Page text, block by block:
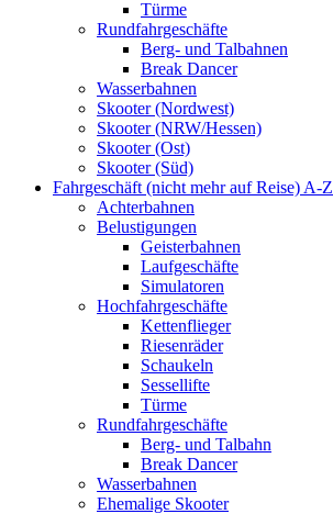
Türme
Rundfahrgeschäfte
Berg- und Talbahnen
Break Dancer
Wasserbahnen
Skooter (Nordwest)
Skooter (NRW/Hessen)
Skooter (Ost)
Skooter (Süd)
Fahrgeschäft (nicht mehr auf Reise) A-Z
Achterbahnen
Belustigungen
Geisterbahnen
Laufgeschäfte
Simulatoren
Hochfahrgeschäfte
Kettenflieger
Riesenräder
Schaukeln
Sessellifte
Türme
Rundfahrgeschäfte
Berg- und Talbahn
Break Dancer
Wasserbahnen
Ehemalige Skooter